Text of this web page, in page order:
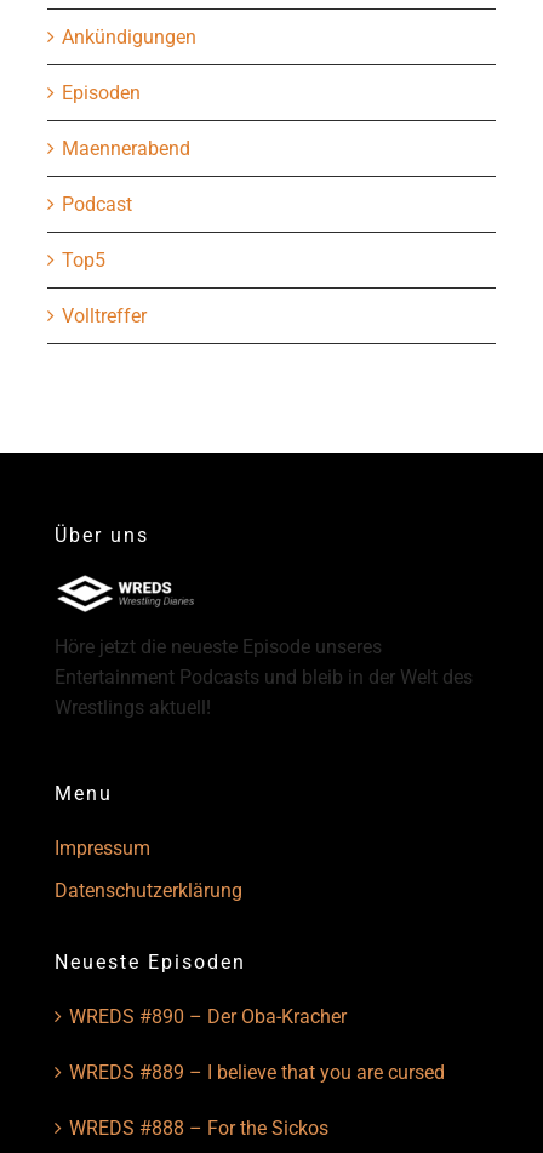
Ankündigungen
Episoden
Maennerabend
Podcast
Top5
Volltreffer
Über uns
Höre jetzt die neueste Episode unseres
Entertainment Podcasts und bleib in der Welt des
Wrestlings aktuell!
Menu
Impressum
Datenschutzerklärung
Neueste Episoden
WREDS #890 – Der Oba-Kracher
WREDS #889 – I believe that you are cursed
WREDS #888 – For the Sickos